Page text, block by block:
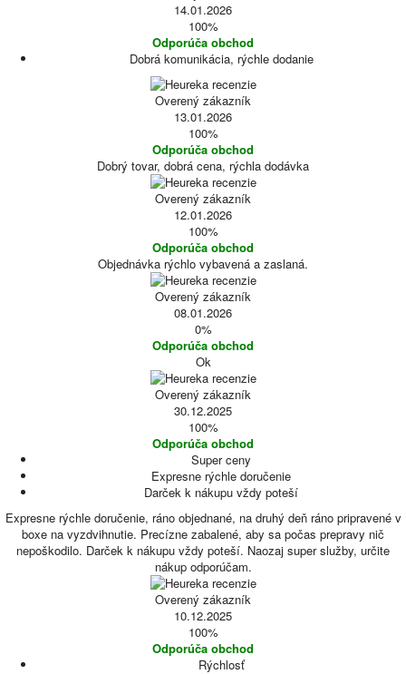
14.01.2026
100%
Odporúča obchod
Dobrá komunikácia, rýchle dodanie
Overený zákazník
13.01.2026
100%
Odporúča obchod
Dobrý tovar, dobrá cena, rýchla dodávka
Overený zákazník
12.01.2026
100%
Odporúča obchod
Objednávka rýchlo vybavená a zaslaná.
Overený zákazník
08.01.2026
0%
Odporúča obchod
Ok
Overený zákazník
30.12.2025
100%
Odporúča obchod
Super ceny
Expresne rýchle doručenie
Darček k nákupu vždy poteší
Expresne rýchle doručenie, ráno objednané, na druhý deň ráno pripravené v
boxe na vyzdvihnutie. Precízne zabalené, aby sa počas prepravy nič
nepoškodilo. Darček k nákupu vždy poteší. Naozaj super služby, určite
nákup odporúčam.
Overený zákazník
10.12.2025
100%
Odporúča obchod
Rýchlosť